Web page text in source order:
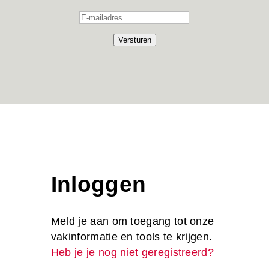
Versturen
Inloggen
Meld je aan om toegang tot onze
vakinformatie en tools te krijgen.
Heb je je nog niet geregistreerd?